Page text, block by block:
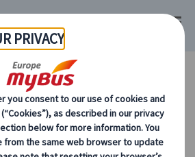
ギリス (48) ロンドン (48)
ード (2)